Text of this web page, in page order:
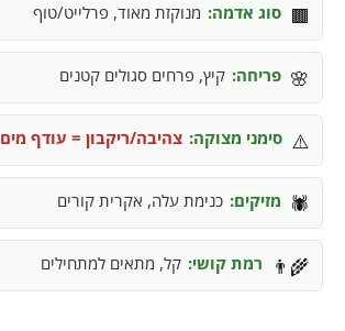
🟫 סוג אדמה: מנוקזת מאוד, פרלייט/טוף
🌸 פריחה: קיץ, פרחים סגולים קטנים
⚠️ סימני מצוקה: צהיבה/ריקבון = עודף מים
🕷️ מזיקים: כנימת עלה, אקרית קורים
👨‍🌾 רמת קושי: קל, מתאים למתחילים